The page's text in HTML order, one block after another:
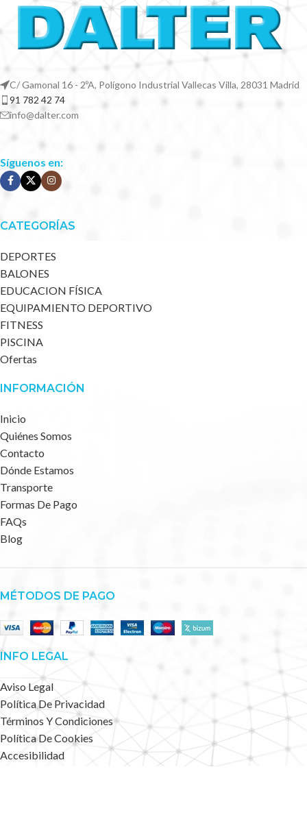
C/ Gamonal 16 - 2ºA, Polígono Industrial Vallecas Villa, 28031 Madrid
91 782 42 74
info@dalter.com
Síguenos en:
CATEGORÍAS
DEPORTES
BALONES
EDUCACION FÍSICA
EQUIPAMIENTO DEPORTIVO
FITNESS
PISCINA
Ofertas
INFORMACIÓN
Inicio
Quiénes Somos
Contacto
Dónde Estamos
Transporte
Formas De Pago
FAQs
Blog
MÉTODOS DE PAGO
INFO LEGAL
Aviso Legal
Política De Privacidad
Términos Y Condiciones
Política De Cookies
Accesibilidad